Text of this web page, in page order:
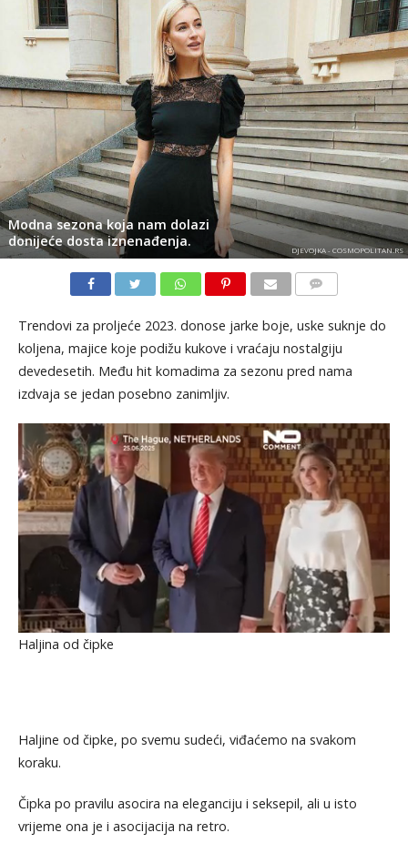
Modna sezona koja nam dolazi
donijeće dosta iznenađenja.
DJEVOJKA - COSMOPOLITAN.RS
Trendovi za proljeće 2023. donose jarke boje, uske suknje do
koljena, majice koje podižu kukove i vraćaju nostalgiju
devedesetih. Među hit komadima za sezonu pred nama
izdvaja se jedan posebno zanimljiv.
Haljina od čipke
Haljine od čipke, po svemu sudeći, viđaćemo na svakom
koraku.
Čipka po pravilu asocira na eleganciju i seksepil, ali u isto
vrijeme ona je i asocijacija na retro.